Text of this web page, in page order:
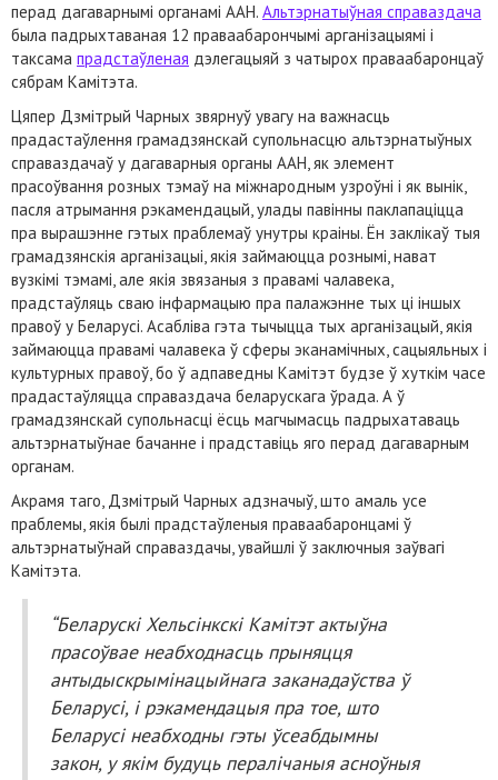
перад дагаварнымі органамі ААН. Альтэрнатыўная справаздача
была падрыхтаваная 12 праваабарончымі арганізацыямі і
таксама прадстаўленая дэлегацыяй з чатырох праваабаронцаў
сябрам Камітэта.
Цяпер Дзмітрый Чарных звярнуў увагу на важнасць
прадастаўлення грамадзянскай супольнасцю альтэрнатыўных
справаздачаў у дагаварныя органы ААН, як элемент
прасоўвання розных тэмаў на міжнародным узроўні і як вынік,
пасля атрымання рэкамендацый, улады павінны паклапаціцца
пра вырашэнне гэтых праблемаў унутры краіны. Ён заклікаў тыя
грамадзянскія арганізацыі, якія займаюцца рознымі, нават
вузкімі тэмамі, але якія звязаныя з правамі чалавека,
прадстаўляць сваю інфармацыю пра палажэнне тых ці іншых
правоў у Беларусі. Асабліва гэта тычыцца тых арганізацый, якія
займаюцца правамі чалавека ў сферы эканамічных, сацыяльных і
культурных правоў, бо ў адпаведны Камітэт будзе ў хуткім часе
прадастаўляцца справаздача беларускага ўрада. А ў
грамадзянскай супольнасці ёсць магчымасць падрыхатаваць
альтэрнатыўнае бачанне і прадставіць яго перад дагаварным
органам.
Акрамя таго, Дзмітрый Чарных адзначыў, што амаль усе
праблемы, якія былі прадстаўленыя праваабаронцамі ў
альтэрнатыўнай справаздачы, увайшлі ў заключныя заўвагі
Камітэта.
“Беларускі Хельсінкскі Камітэт актыўна
прасоўвае неабходнасць прыняцця
антыдыскрымінацыйнага заканадаўства ў
Беларусі, і рэкамендацыя пра тое, што
Беларусі неабходны гэты ўсеабдымны
закон, у якім будуць пералічаныя асноўныя